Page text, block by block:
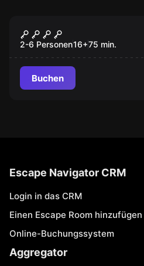
DAS LETZTE
GEHEIMNIS DES
BERNSTEINZIMMERS
2-6 Personen16+75 min.
Buchen
Escape Navigator CRM
Login in das CRM
Einen Escape Room hinzufügen
Online-Buchungssystem
Aggregator